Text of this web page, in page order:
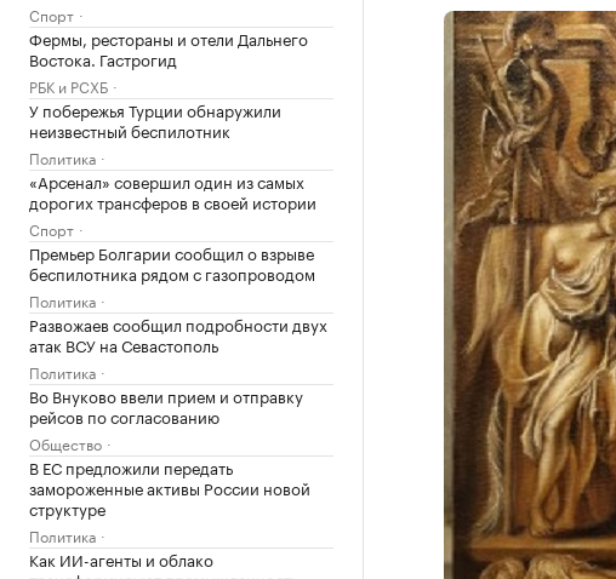
Спорт
Фермы, рестораны и отели Дальнего
Востока. Гастрогид
РБК и РСХБ
У побережья Турции обнаружили
неизвестный беспилотник
Политика
«Арсенал» совершил один из самых
дорогих трансферов в своей истории
Спорт
Премьер Болгарии сообщил о взрыве
беспилотника рядом с газопроводом
Политика
Развожаев сообщил подробности двух
атак ВСУ на Севастополь
Политика
Во Внуково ввели прием и отправку
рейсов по согласованию
Общество
В ЕС предложили передать
замороженные активы России новой
структуре
Политика
Как ИИ-агенты и облако